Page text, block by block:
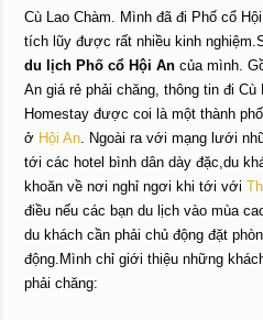
Cù Lao Chàm. Mình đã đi Phố cổ
tích lũy được rất nhiều kinh
du lịch Phố cổ Hội An của mình.
An giá rẻ phải chăng, thông tin đi Cù
Homestay được coi là một thành
ở Hội An . Ngoài ra với mạng lưới
tới các hotel bình dân dày đặc,du
khoăn về nơi nghỉ ngơi khi tới với
điều nếu các bạn du lịch vào mùa
du khách cần phải chủ động đặt
động.Mình chỉ giới thiệu những
phải chăng: